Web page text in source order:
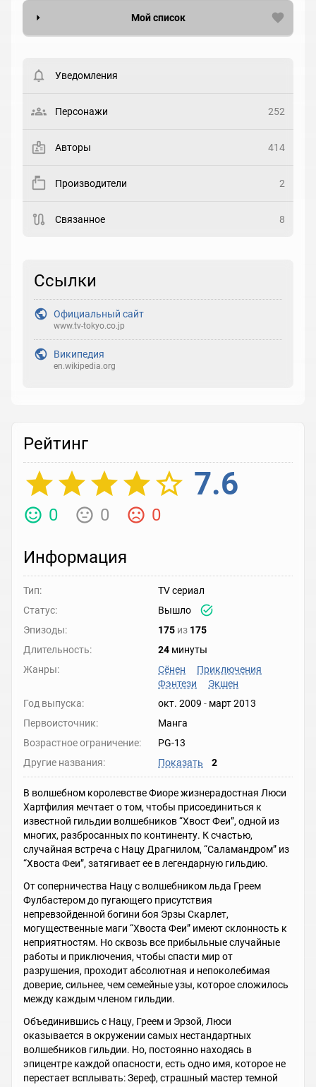
Мой список
Статус
Рейтинг
Реакция
Уведомления
Персонажи 252
Авторы 414
Производители 2
Связанное 8
Ссылки
Официальный сайт
www.tv-tokyo.co.jp
Википедия
en.wikipedia.org
Рейтинг
7.6
0 0 0
Информация
Тип:
TV сериал
Статус:
Вышло
Эпизоды:
175 из 175
Длительность:
24 минуты
Жанры:
Сёнен
Приключения
Фэнтези
Экшен
Год выпуска:
окт. 2009 - март 2013
Первоисточник:
Манга
Возрастное ограничение:
PG-13
Другие названия:
Показать 2
В волшебном королевстве Фиоре жизнерадостная Люси
Хартфилия мечтает о том, чтобы присоединиться к
известной гильдии волшебников “Хвост Феи”, одной из
многих, разбросанных по континенту. К счастью,
случайная встреча с Нацу Драгнилом, “Саламандром” из
“Хвоста Феи”, затягивает ее в легендарную гильдию.
От соперничества Нацу с волшебником льда Греем
Фулбастером до пугающего присутствия
непревзойденной богини боя Эрзы Скарлет,
могущественные маги “Хвоста Феи” имеют склонность к
неприятностям. Но сквозь все прибыльные случайные
работы и приключения, чтобы спасти мир от
разрушения, проходит абсолютная и непоколебимая
доверие, сильнее, чем семейные узы, которое сложилось
между каждым членом гильдии.
Объединившись с Нацу, Греем и Эрзой, Люси
оказывается в окружении самых нестандартных
волшебников гильдии. Но, постоянно находясь в
эпицентре каждой опасности, есть одно имя, которое не
перестает всплывать: Зереф, страшный мастер темной